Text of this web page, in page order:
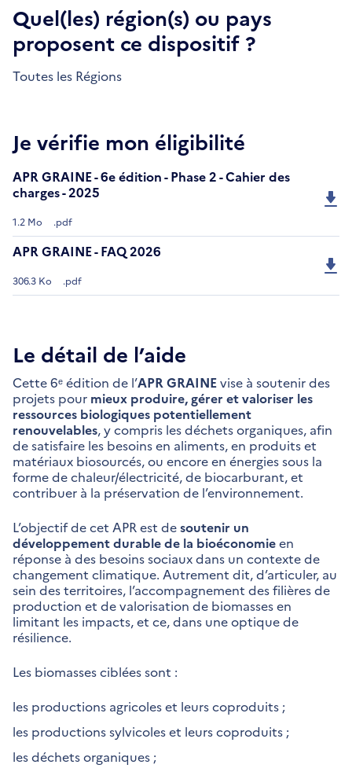
Quel(les) région(s) ou pays
proposent ce dispositif ?
Toutes les Régions
Je vérifie mon éligibilité
APR GRAINE - 6e édition - Phase 2 - Cahier des
charges - 2025
1.2 Mo .pdf
APR GRAINE - FAQ 2026
306.3 Ko .pdf
Le détail de l’aide
Cette 6ᵉ édition de l’APR GRAINEvise à soutenir des
projets pour mieux produire, gérer et valoriser les
ressources biologiques potentiellement
renouvelables, y compris les déchets organiques, afin
de satisfaire les besoins en aliments, en produits et
matériaux biosourcés, ou encore en énergies sous la
forme de chaleur/électricité, de biocarburant, et
contribuer à la préservation de l’environnement.
L’objectif de cet APR est desoutenir un
développement durable de la bioéconomieen
réponse à des besoins sociaux dans un contexte de
changement climatique. Autrement dit, d’articuler, au
sein des territoires, l’accompagnement des filières de
production et de valorisation de biomasses en
limitant les impacts, et ce, dans une optique de
résilience.
Les biomasses ciblées sont :
les productions agricoles et leurs coproduits ;
les productions sylvicoles et leurs coproduits ;
les déchets organiques ;